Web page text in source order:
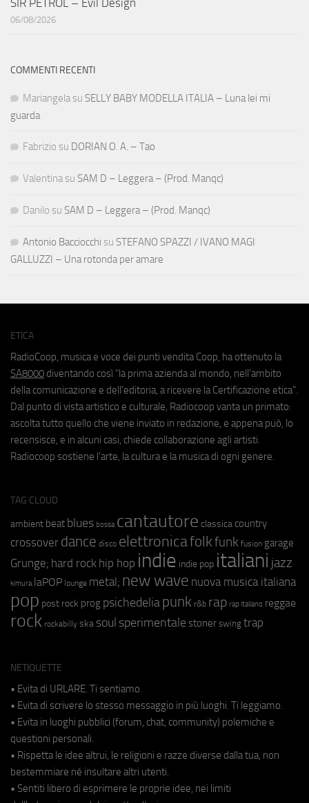
06/08/2026
COMMENTI RECENTI
Mariangela su SELLY BABY MODELLA ITALIA – Luna lei mi
guarda
Fabrizio su DORIAN O. A. – Tao
Valentina su SAM D – Leggera – (Prod. Manqc)
Danilo su SAM D – Leggera – (Prod. Manqc)
Antonio Bacciocchi su STEFANO SPAZZI / IVANO MAGI
GALLUZZI – Una rotonda per amare
ETICA
RadioCoop, musica e voce dei punti vendita Coop, ha ottenuto la
SA8000 diventando così "la prima azienda al mondo, nell'ambito
della comunicazione e dell'editoria, a ricevere la Certificazione etica".
Dal punto di vista artistico e culturale, Radiocoop vanta un primato:
ascolta tutto quello che viene inviato in redazione, e appena può, lo
recensisce, e in alcuni casi, chiede collaborazione agli artisti.
Radiocoop sostiene l'arte, la cultura e la musica di ogni genere.
TAG CLOUD
ambient beat blues bossa cantautore classica country
crossover dance disco elettronicafolkfunk fusion garage
Grunge; hard rock hip hop indie indie pop italiani jazz
kimura laPOP lounge metal; new wave nuova musica italiana
pop post rock prog psichedeliapunk r&b rap rap italiano reggae
rock rockabilly ska soul sperimentale stoner swing trap
NETIQUETTE
• Evita di URLARE. Ti sentiamo.
• Evita di scrivere lo stesso messaggio in più luoghi. Ti leggiamo.
• Evita in luoghi pubblici (forum, chat, community) polemiche e
questioni personali.
• Rispetta le idee altrui, le religioni e razze diverse dalla tua, non
bestemmiare né insultare altri utenti.
• Sentiti libero di esprimere le proprie idee, nei limiti